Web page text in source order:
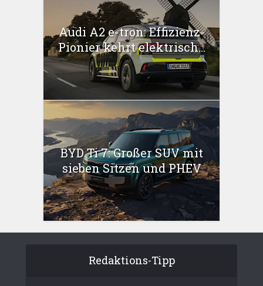
Audi A2 e-tron: Effizienz-
Pionier kehrt elektrisch...
BYD Ti 7: Großer SUV mit
sieben Sitzen und PHEV
Redaktions-Tipp